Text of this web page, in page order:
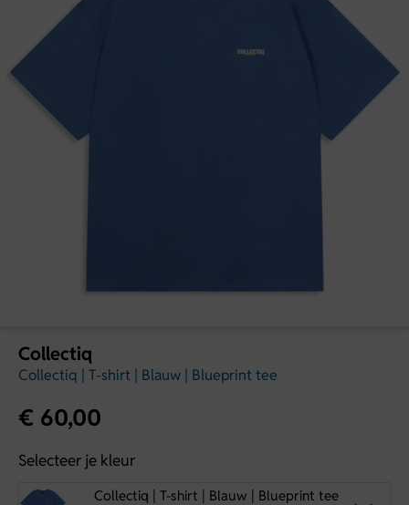
Collectiq
Collectiq | T-shirt | Blauw | Blueprint tee
€ 60,00
Selecteer je kleur
Collectiq | T-shirt | Blauw | Blueprint tee